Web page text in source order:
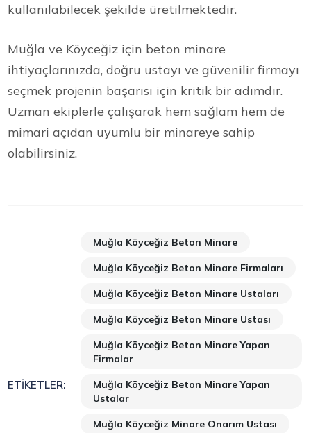
kullanılabilecek şekilde üretilmektedir.
Muğla ve Köyceğiz için beton minare
ihtiyaçlarınızda, doğru ustayı ve güvenilir firmayı
seçmek projenin başarısı için kritik bir adımdır.
Uzman ekiplerle çalışarak hem sağlam hem de
mimari açıdan uyumlu bir minareye sahip
olabilirsiniz.
ETIKETLER:
Muğla Köyceğiz Beton Minare
Muğla Köyceğiz Beton Minare Firmaları
Muğla Köyceğiz Beton Minare Ustaları
Muğla Köyceğiz Beton Minare Ustası
Muğla Köyceğiz Beton Minare Yapan
Firmalar
Muğla Köyceğiz Beton Minare Yapan
Ustalar
Muğla Köyceğiz Minare Onarım Ustası